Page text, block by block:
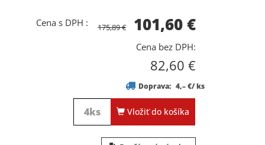
Cena s DPH : 175,89 € 101,60€
Cena bez DPH:
82,60 €
Doprava: 4,– €/ ks
Vložiť do košíka